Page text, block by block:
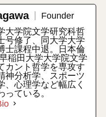
Founder
大学院文学研究科哲
号修了、同大学大学
士課程中退。日本倫
稲田大学大学院文学
カント哲学を専攻す
神分析学、スポーツ
、心理学など幅広く
っている。